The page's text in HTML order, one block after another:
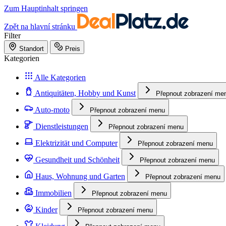
Zum Hauptinhalt springen
Zpět na hlavní stránku
Filter
Standort Preis
Kategorien
Alle Kategorien
Antiquitäten, Hobby und Kunst
Přepnout zobrazení
Auto-moto Přepnout zobrazení menu
Dienstleistungen Přepnout zobrazení menu
Elektrizität und Computer Přepnout zobrazení menu
Gesundheit und Schönheit Přepnout zobrazení menu
Haus, Wohnung und Garten Přepnout zobrazení menu
Immobilien Přepnout zobrazení menu
Kinder Přepnout zobrazení menu